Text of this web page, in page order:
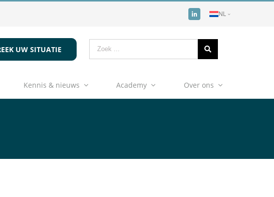
NL
UW SITUATIE
Kennis & nieuws Academy Over ons